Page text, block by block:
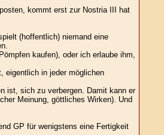
kommt erst zur Nostria III hat
(hoffentlich) niemand eine
kaufen), oder ich erlaube ihm,
eigentlich in jeder möglichen
ist, sich zu verbergen. Damit kann er
Meinung, göttliches Wirken). Und
GP für wenigstens eine Fertigkeit